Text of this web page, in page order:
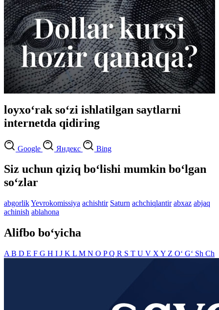
loyxo‘rak so‘zi ishlatilgan saytlarni
internetda qidiring
Google Яндекс Bing
Siz uchun qiziq bo‘lishi mumkin bo‘lgan
so‘zlar
abgorlikYevrokomissiya achishtir Saturn achchiqlantir abxaz abjaq
achinish ablahona
Alifbo bo‘yicha
A B D E F G H I J K L M N O PQ R S T U V X Y Z O‘ G‘ Sh Ch